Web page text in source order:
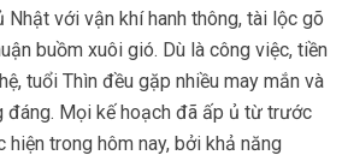
Nhật với vận khí hanh thông, tài lộc gõ
buồm xuôi gió. Dù là công việc, tiền
tuổi Thìn đều gặp nhiều may mắn và
đáng. Mọi kế hoạch đã ấp ủ từ trước
trong hôm nay, bởi khả năng